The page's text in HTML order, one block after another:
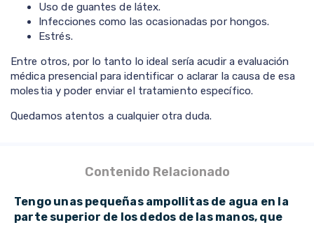
Uso de guantes de látex.
Infecciones como las ocasionadas por hongos.
Estrés.
Entre otros, por lo tanto lo ideal sería acudir a evaluación
médica presencial para identificar o aclarar la causa de esa
molestia y poder enviar el tratamiento específico.
Quedamos atentos a cualquier otra duda.
Contenido Relacionado
Tengo unas pequeñas ampollitas de agua en la
parte superior de los dedos de las manos, que